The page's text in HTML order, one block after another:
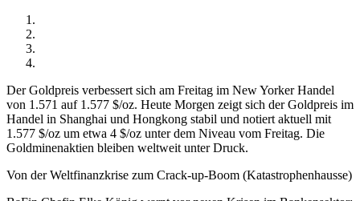
Der Goldpreis verbessert sich am Freitag im New Yorker Handel
von 1.571 auf 1.577 $/oz. Heute Morgen zeigt sich der Goldpreis im
Handel in Shanghai und Hongkong stabil und notiert aktuell mit
1.577 $/oz um etwa 4 $/oz unter dem Niveau vom Freitag. Die
Goldminenaktien bleiben weltweit unter Druck.
Von der Weltfinanzkrise zum Crack-up-Boom (Katastrophenhausse)